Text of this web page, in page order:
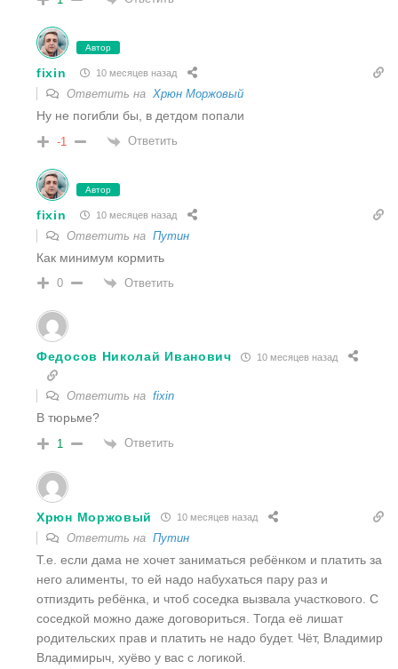
Автор
fixin 10 месяцев назад
Ответить на Хрюн Моржовый
Ну не погибли бы, в детдом попали
-1 Ответить
Автор
fixin 10 месяцев назад
Ответить на Путин
Как минимум кормить
0 Ответить
Федосов Николай Иванович 10 месяцев назад
Ответить на fixin
В тюрьме?
1 Ответить
Хрюн Моржовый 10 месяцев назад
Ответить на Путин
Т.е. если дама не хочет заниматься ребёнком и платить за
него алименты, то ей надо набухаться пару раз и
отпиздить ребёнка, и чтоб соседка вызвала участкового. С
соседкой можно даже договориться. Тогда её лишат
родительских прав и платить не надо будет. Чёт, Владимир
Владимирыч, хуёво у вас с логикой.